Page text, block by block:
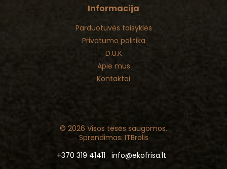
Informacija
Parduotuvės taisyklės
Privatumo politika
D.U.K
Apie mus
Kontaktai
© 2026 Visos tesės saugomos.
Sprendimas: ITBrolis
+370 319 41411
info@ekofrisa.lt